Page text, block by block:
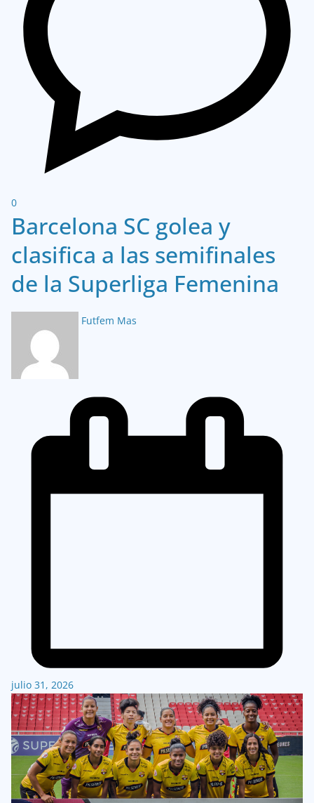
0
Barcelona SC golea y
clasifica a las semifinales
de la Superliga Femenina
Futfem Mas
julio 31, 2026